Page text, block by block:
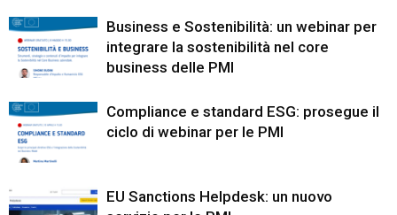
Business e Sostenibilità: un webinar per
integrare la sostenibilità nel core
business delle PMI
Compliance e standard ESG: prosegue il
ciclo di webinar per le PMI
EU Sanctions Helpdesk: un nuovo